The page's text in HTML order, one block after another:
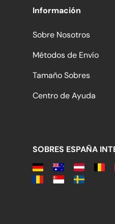
Información
Sobre Nosotros
Métodos de Envío
Tamaño Sobres
Centro de Ayuda
SOBRES ESPAÑA